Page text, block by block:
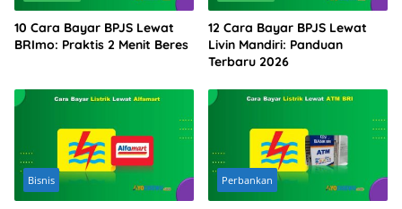
10 Cara Bayar BPJS Lewat
BRImo: Praktis 2 Menit Beres
12 Cara Bayar BPJS Lewat
Livin Mandiri: Panduan
Terbaru 2026
Bisnis Perbankan